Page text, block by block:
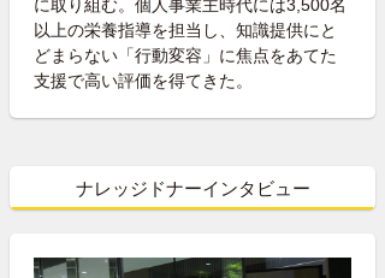
に取り組む。個人事業主時代には3,500名
以上の栄養指導を担当し、知識提供にと
どまらない「行動変容」に焦点をあてた
支援で高い評価を得てきた。
ナレッジドナーインタビュー